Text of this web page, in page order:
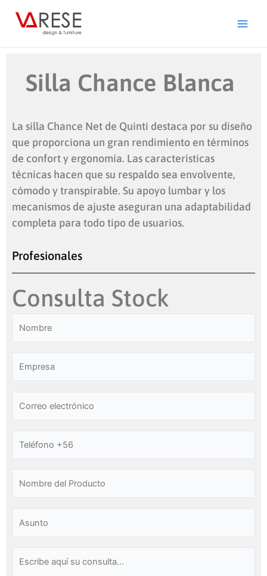
Silla Chance Blanca
La silla Chance Net de Quinti destaca por su diseño
que proporciona un gran rendimiento en términos
de confort y ergonomía. Las características
técnicas hacen que su respaldo sea envolvente,
cómodo y transpirable. Su apoyo lumbar y los
mecanismos de ajuste aseguran una adaptabilidad
completa para todo tipo de usuarios.
Profesionales
Consulta Stock